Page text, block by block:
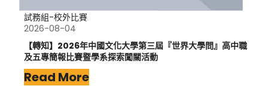
試務組-校外比賽
2026-08-04
【轉知】2026年中國文化大學第三屆『世界大學問』高中職
及五專簡報比賽暨學系探索闖關活動
Read More